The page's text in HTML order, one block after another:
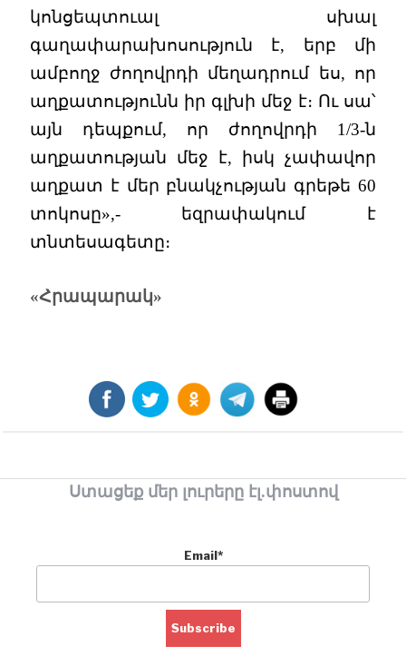
կոնցեպտուալ սխալ
գաղափարախոսություն է, երբ մի
ամբողջ ժողովրդի մեղադրում ես, որ
աղքատությունն իր գլխի մեջ է։ Ու սա՝
այն դեպքում, որ ժողովրդի 1/3-ն
աղքատության մեջ է, իսկ չափավոր
աղքատ է մեր բնակչության գրեթե 60
տոկոսը»,- եզրափակում է
տնտեսագետը։
«Հրապարակ»
Ստացեք մեր լուրերը էլ.փոստով
Email*